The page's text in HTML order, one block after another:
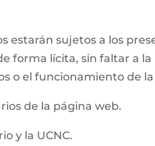
estarán sujetos a los
forma lícita, sin faltar a
o el funcionamiento de
de la página web.
y la UCNC.